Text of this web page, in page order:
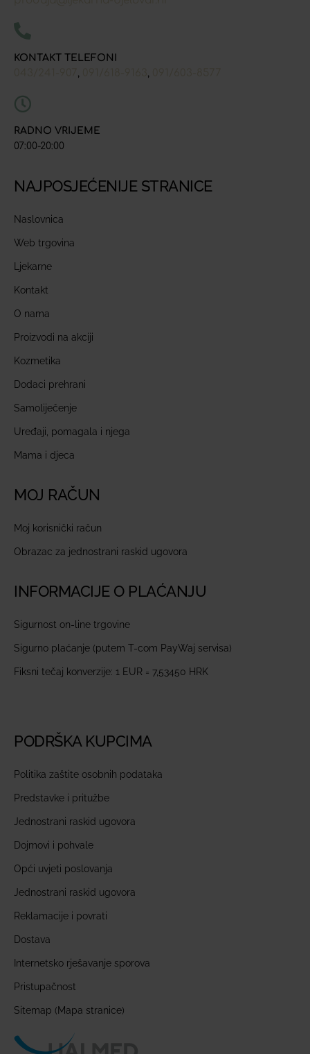
KONTAKT TELEFONI
, ,
RADNO VRIJEME
07:00-20:00
NAJPOSJEĆENIJE STRANICE
Naslovnica
Web trgovina
Ljekarne
Kontakt
O nama
Proizvodi na akciji
Kozmetika
Dodaci prehrani
Samoliječenje
Uređaji, pomagala i njega
Mama i djeca
MOJ RAČUN
Moj korisnički račun
Obrazac za jednostrani raskid ugovora
INFORMACIJE O PLAĆANJU
Sigurnost on-line trgovine
Sigurno plaćanje (putem T-com PayWaj servisa)
Fiksni tečaj konverzije: 1 EUR = 7,53450 HRK
PODRŠKA KUPCIMA
Politika zaštite osobnih podataka
Predstavke i pritužbe
Jednostrani raskid ugovora
Dojmovi i pohvale
Opći uvjeti poslovanja
Jednostrani raskid ugovora
Reklamacije i povrati
Dostava
Internetsko rješavanje sporova
Pristupačnost
Sitemap (Mapa stranice)